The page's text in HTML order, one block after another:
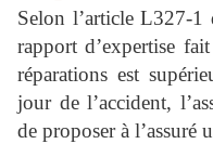
Selon l’article L327-1
rapport d’expertise
réparations est
jour de l’accident,
de proposer à l’assuré